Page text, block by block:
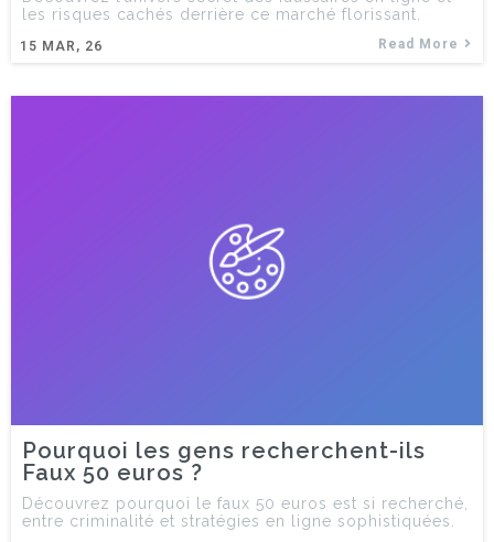
15 MAR, 26
les risques cachés derrière ce marché florissant.
Read More
Pourquoi les gens recherchent-ils
Faux 50 euros ?
Découvrez pourquoi le faux 50 euros est si recherché,
entre criminalité et stratégies en ligne sophistiquées.